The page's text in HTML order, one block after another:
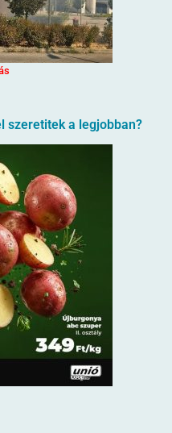
szeretitek a legjobban?